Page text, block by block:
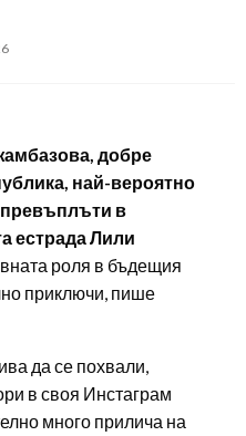
добре
най-вероятно
превъплъти в
естрада Лили
роля в бъдещия
приключи, пише
да се похвали,
в своя Инстаграм
много прилича на